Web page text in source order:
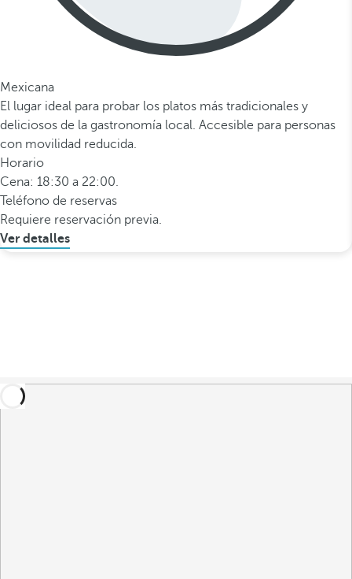
Mexicana
El lugar ideal para probar los platos más tradicionales y
deliciosos de la gastronomía local. Accesible para personas
con movilidad reducida.
Horario
Cena: 18:30 a 22:00.
Teléfono de reservas
Requiere reservación previa.
Ver detalles